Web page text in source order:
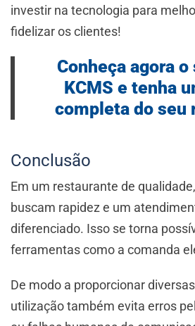
investir na tecnologia para
fidelizar os clientes!
Conheça agora
KCMS e tenha
completa do seu
Conclusão
Em um restaurante de
buscam rapidez e um
diferenciado. Isso se torna
ferramentas como a comanda
De modo a proporcionar
utilização também evita erros